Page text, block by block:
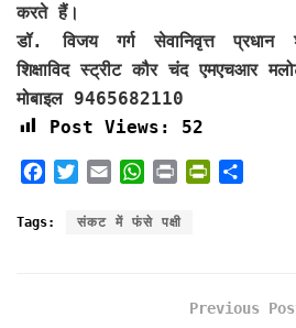
करते हैं।
डॉ. विजय गर्ग सेवानिवृत्त प्रधान
शिक्षाविद स्ट्रीट कौर चंद एमएचआर
मोबाइल 9465682110
Post Views:
52
c
i
a
a
i
r
Tags: संकट में फंसे पक्षी
Previous